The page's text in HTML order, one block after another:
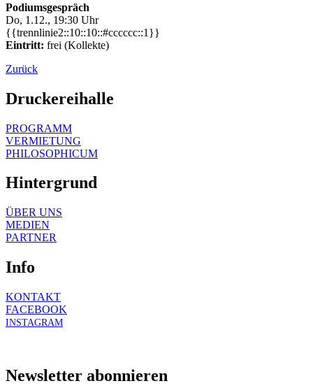
Podiumsgespräch
Do, 1.12., 19:30 Uhr
{{trennlinie2::10::10::#cccccc::1}}
Eintritt: frei (Kollekte)
Zurück
Druckereihalle
PROGRAMM
VERMIETUNG
PHILOSOPHICUM
Hintergrund
ÜBER UNS
MEDIEN
PARTNER
Info
KONTAKT
FACEBOOK
INSTAGRAM
Newsletter abonnieren